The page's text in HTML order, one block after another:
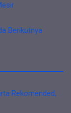
Berikutnya
Rekomended,